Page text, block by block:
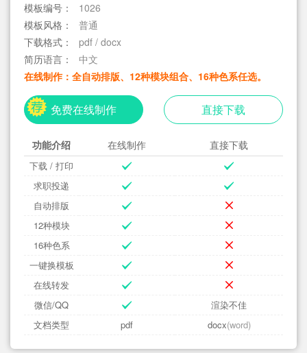
模板编号：
1026
模板风格：
普通
下载格式：
pdf / docx
简历语言：
中文
在线制作：全自动排版、12种模块组合、16种色系任选。
免费在线制作 直接下载
功能介绍 在线制作 直接下载
下载 / 打印
求职投递
自动排版
12种模块
16种色系
一键换模板
在线转发
微信/QQ
渲染不佳
文档类型
pdf docx(word)